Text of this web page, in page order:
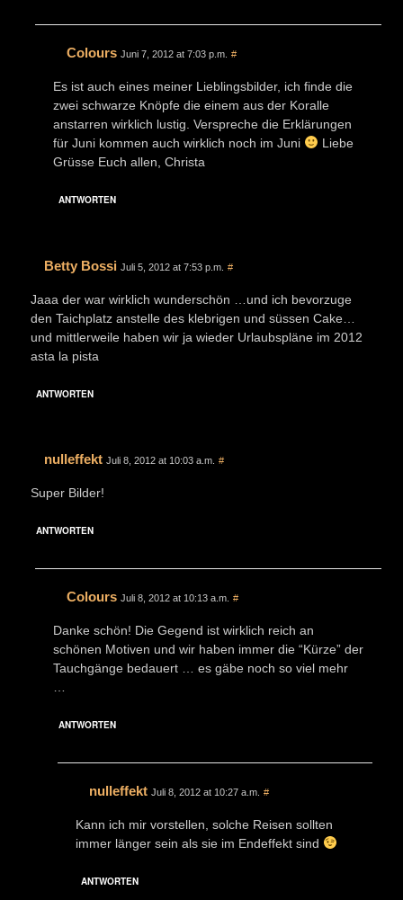
Colours Juni 7, 2012 at 7:03 p.m. #
Es ist auch eines meiner Lieblingsbilder, ich finde die
zwei schwarze Knöpfe die einem aus der Koralle
anstarren wirklich lustig. Verspreche die Erklärungen
für Juni kommen auch wirklich noch im Juni
Liebe
Grüsse Euch allen, Christa
ANTWORTEN
Betty Bossi Juli 5, 2012 at 7:53 p.m. #
Jaaa der war wirklich wunderschön …und ich bevorzuge
den Taichplatz anstelle des klebrigen und süssen Cake…
und mittlerweile haben wir ja wieder Urlaubspläne im 2012
asta la pista
ANTWORTEN
nulleffekt Juli 8, 2012 at 10:03 a.m. #
Super Bilder!
ANTWORTEN
Colours Juli 8, 2012 at 10:13 a.m. #
Danke schön! Die Gegend ist wirklich reich an
schönen Motiven und wir haben immer die “Kürze” der
Tauchgänge bedauert … es gäbe noch so viel mehr
ANTWORTEN
nulleffekt Juli 8, 2012 at 10:27 a.m. #
Kann ich mir vorstellen, solche Reisen sollten
immer länger sein als sie im Endeffekt sind
ANTWORTEN